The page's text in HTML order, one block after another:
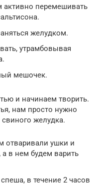
перемешивать
желудком.
утрамбовывая
мешочек.
и начинаем творить.
нам просто нужно
желудка.
отваривали ушки и
в нем будем варить
в течение 2 часов